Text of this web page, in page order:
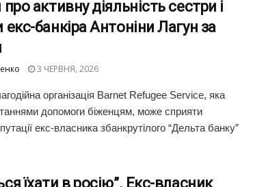
активну діяльність сестри і
екс-банкіра Антоніни Лагун за
3 ЧЕРВНЯ, 2026
організація Barnet Refugee Service, яка
допомоги біженцям, може сприяти
екс-власника збанкрутілого “Дельта банку”
їхати в росію”. Екс-власник